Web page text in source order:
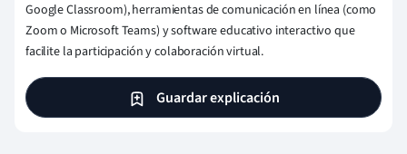
Google Classroom), herramientas de comunicación en línea (como
Zoom o Microsoft Teams) y software educativo interactivo que
facilite la participación y colaboración virtual.
Guardar explicación